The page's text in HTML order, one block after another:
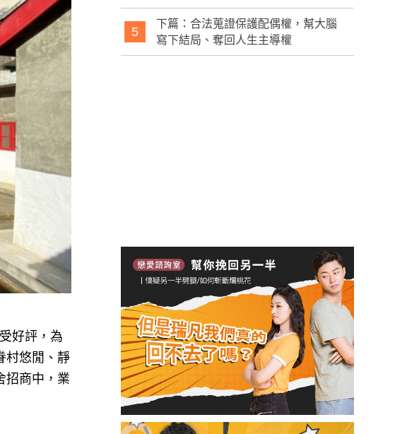
好評，為
村悠閒、靜
招商中，業
5
下篇：合法蒐證保護配偶權，幫大腦
寫下結局、奪回人生主導權